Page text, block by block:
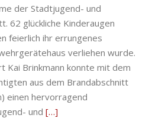
, Hotteln,
,Ruthe,
der Stadtjugend- und
62 glückliche Kinderaugen
feierlich ihr errungenes
verliehen wurde.
Brinkmann konnte mit dem
aus dem Brandabschnitt
einen hervorragend
und […]